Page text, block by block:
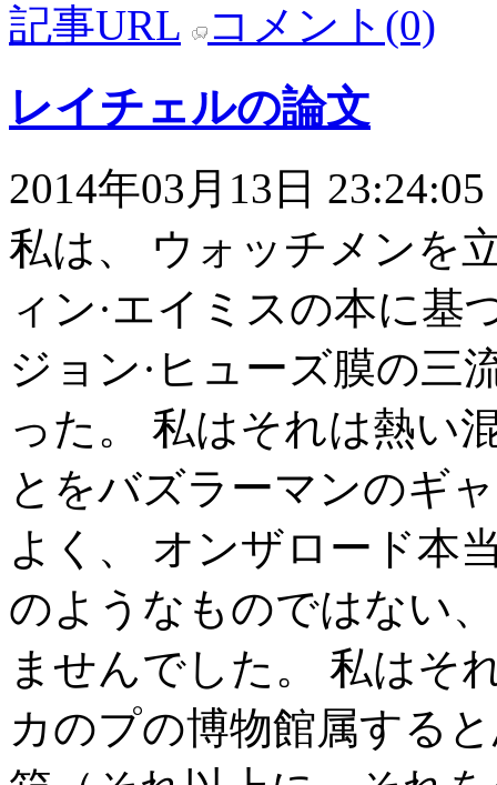
記事URL コメント(0)
レイチェルの論文
2014年03月13日 23:24:05
私は、 ウォッチメンを
ィン·エイミスの本に基
ジョン·ヒューズ膜の三
った。 私はそれは熱い
とをバズラーマンのギ
よく、 オンザロード本
のようなものではない
ませんでした。 私はそ
カのプの博物館属する